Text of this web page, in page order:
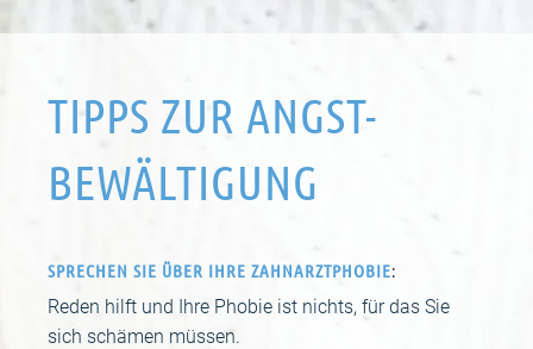
TIPPS ZUR ANGST-
BEWÄLTIGUNG
SPRECHEN SIE ÜBER IHRE ZAHNARZTPHOBIE:
Reden hilft und Ihre Phobie ist nichts, für das Sie
sich schämen müssen.